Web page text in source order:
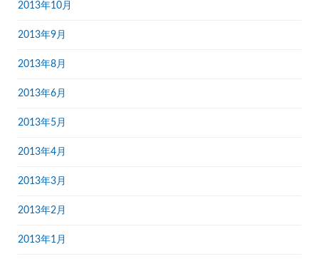
2013年10月
2013年9月
2013年8月
2013年6月
2013年5月
2013年4月
2013年3月
2013年2月
2013年1月